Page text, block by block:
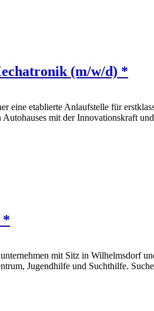
(m/w/d) *
eine etablierte Anlaufstelle für
mit der Innovationskraft
*
mit Sitz in Wilhelmsdorf
Jugendhilfe und Suchthilfe.